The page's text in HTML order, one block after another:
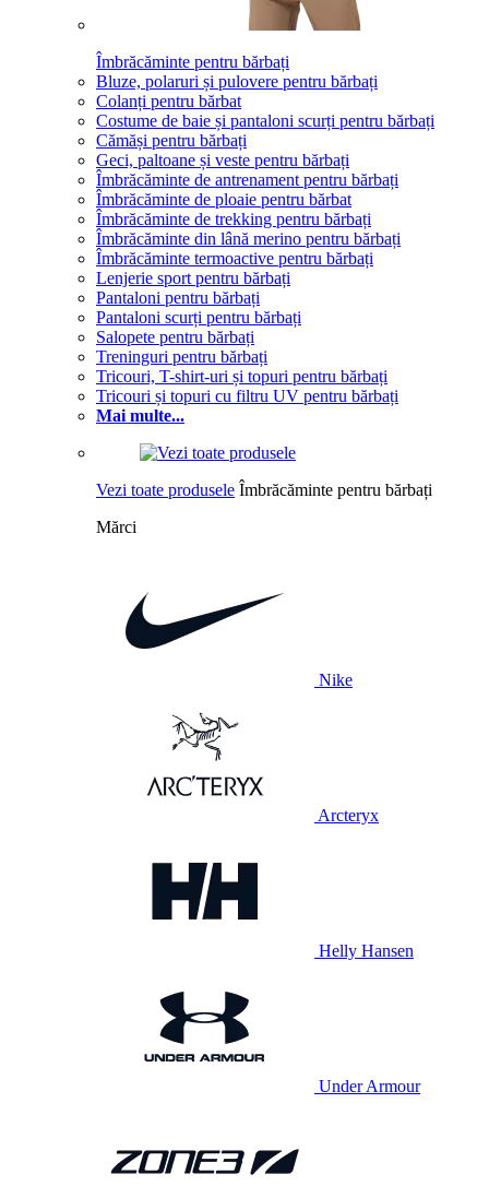
Îmbrăcăminte pentru bărbați
Bluze, polaruri și pulovere pentru bărbați
Colanți pentru bărbat
Costume de baie și pantaloni scurți pentru bărbați
Cămăși pentru bărbați
Geci, paltoane și veste pentru bărbați
Îmbrăcăminte de antrenament pentru bărbați
Îmbrăcăminte de ploaie pentru bărbat
Îmbrăcăminte de trekking pentru bărbați
Îmbrăcăminte din lână merino pentru bărbați
Îmbrăcăminte termoactive pentru bărbați
Lenjerie sport pentru bărbați
Pantaloni pentru bărbați
Pantaloni scurți pentru bărbați
Salopete pentru bărbați
Treninguri pentru bărbați
Tricouri, T-shirt-uri și topuri pentru bărbați
Tricouri și topuri cu filtru UV pentru bărbați
Mai multe...
Vezi toate produsele Îmbrăcăminte pentru bărbați
Mărci
Nike
Arcteryx
Helly Hansen
Under Armour